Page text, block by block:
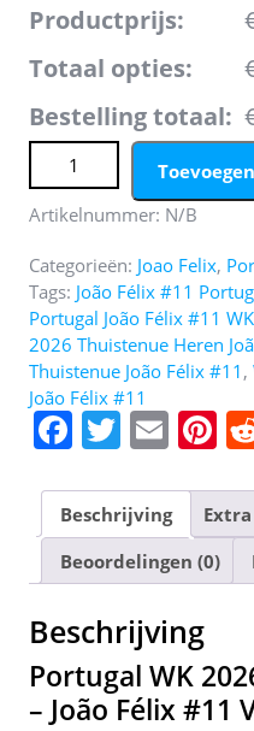
Productprijs:
Totaal opties:
Bestelling totaal:
Portugal WK 2026
Voetbalshirt + Short aantal
Artikelnummer: N/B
Categorieën: Joao Felix,
Tags: João Félix #11
Portugal João Félix #11
2026 Thuistenue Heren
Thuistenue João Félix #11 ,
João Félix #11
F
c
e
b
o
o
k
T
itt
er
E
ai
l
Pi
er
e
st
Beschrijving
Beoordelingen (0)
Beschrijving
Portugal WK
– João Félix #11